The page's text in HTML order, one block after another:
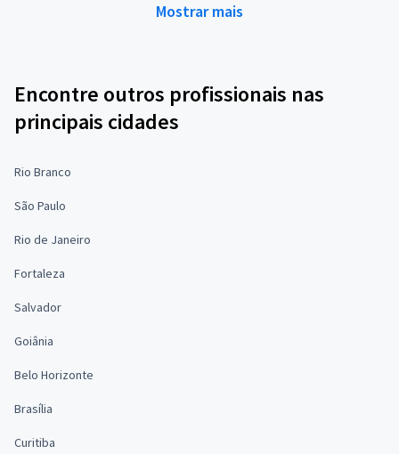
Mostrar mais
Encontre outros profissionais nas
principais cidades
Rio Branco
São Paulo
Rio de Janeiro
Fortaleza
Salvador
Goiânia
Belo Horizonte
Brasília
Curitiba